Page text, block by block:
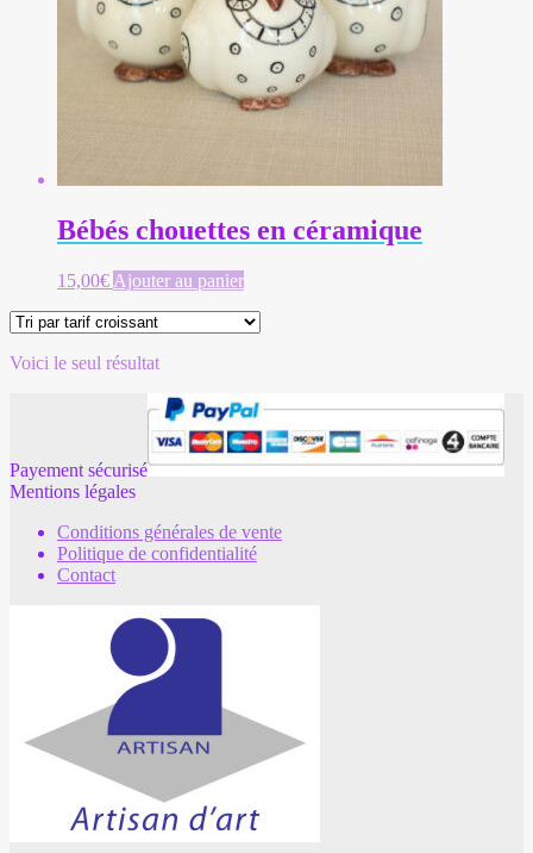
Bébés chouettes en céramique
15,00€ Ajouter au panier
Voici le seul résultat
Payement sécurisé
Mentions légales
Conditions générales de vente
Politique de confidentialité
Contact